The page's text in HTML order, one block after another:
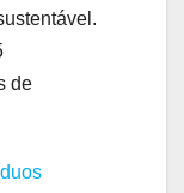
de